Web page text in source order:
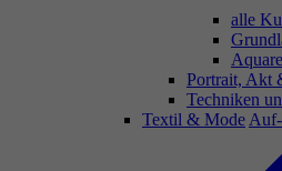
alle
Portrait, Akt
Techniken
Textil & Mode